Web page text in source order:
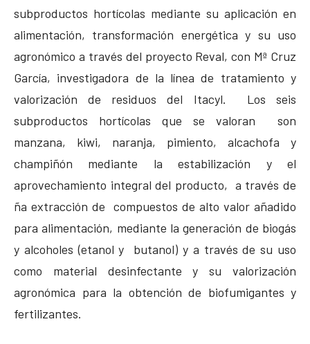
subproductos hortícolas mediante su aplicación en
alimentación, transformación energética y su uso
agronómico a través del proyecto Reval, con Mª Cruz
García, investigadora de la línea de tratamiento y
valorización de residuos del Itacyl. Los seis
subproductos hortícolas que se valoran son
manzana, kiwi, naranja, pimiento, alcachofa y
champiñón mediante la estabilización y el
aprovechamiento integral del producto, a través de
ña extracción de compuestos de alto valor añadido
para alimentación, mediante la generación de biogás
y alcoholes (etanol y butanol) y a través de su uso
como material desinfectante y su valorización
agronómica para la obtención de biofumigantes y
fertilizantes.